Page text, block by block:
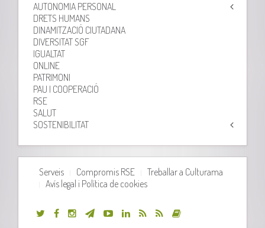
AUTONOMIA PERSONAL
DRETS HUMANS
DINAMITZACIÓ CIUTADANA
DIVERSITAT SGF
IGUALTAT
ONLINE
PATRIMONI
PAU I COOPERACIÓ
RSE
SALUT
SOSTENIBILITAT
Serveis Compromis RSE
Treballar a Culturama
Avís legal i Política de cookies